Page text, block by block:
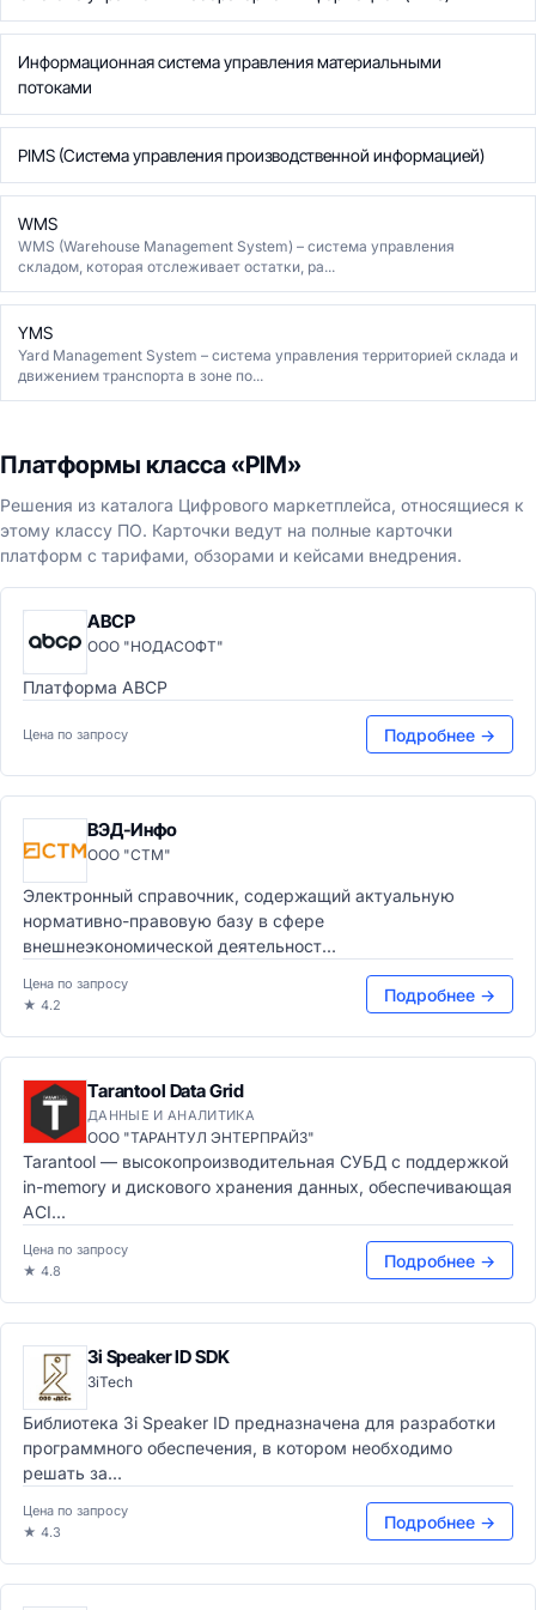
Информационная система управления материальными
потоками
PIMS (Система управления производственной информацией)
WMS
WMS (Warehouse Management System) – система управления
складом, которая отслеживает остатки, ра...
YMS
Yard Management System – система управления территорией склада и
движением транспорта в зоне по...
Платформы класса «PIM»
Решения из каталога Цифрового маркетплейса, относящиеся к
этому классу ПО. Карточки ведут на полные карточки
платформ с тарифами, обзорами и кейсами внедрения.
ABCP
ООО "НОДАСОФТ"
Платформа ABCP
Цена по запросу Подробнее →
ВЭД-Инфо
ООО "СТМ"
Электронный справочник, содержащий актуальную
нормативно-правовую базу в сфере
внешнеэкономической деятельност...
Цена по запросу
★ 4.2
Подробнее →
Tarantool Data Grid
ДАННЫЕ И АНАЛИТИКА
ООО "ТАРАНТУЛ ЭНТЕРПРАЙЗ"
Tarantool — высокопроизводительная СУБД с поддержкой
in-memory и дискового хранения данных, обеспечивающая
ACI...
Цена по запросу
★ 4.8
Подробнее →
3i Speaker ID SDK
3iTech
Библиотека 3i Speaker ID предназначена для разработки
программного обеспечения, в котором необходимо
решать за...
Цена по запросу
★ 4.3
Подробнее →